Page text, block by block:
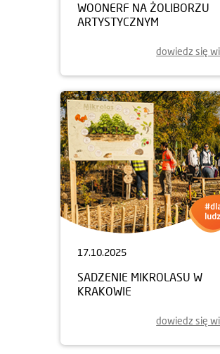
WOONERF NA ŻOLIBORZU
ARTYSTYCZNYM
dowiedz się
17.10.2025
SADZENIE MIKROLASU W
KRAKOWIE
dowiedz się